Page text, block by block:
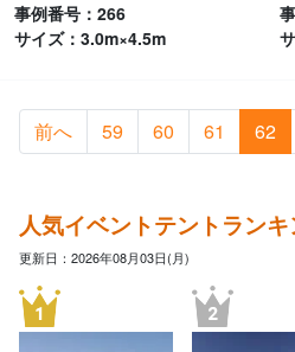
事例番号：266
サイズ：3.0m×4.5m
前へ 59 60 61 62
人気イベントテントラン
更新日：2026年08月03日(月)